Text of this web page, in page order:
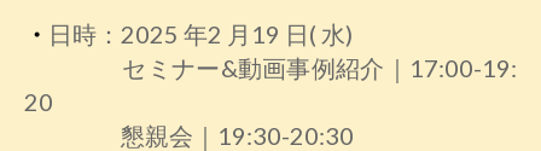
・ 日時：2025 年2 月19 日( 水)
セミナー&動画事例紹介｜17:00-19:
20
懇親会｜19:30-20:30